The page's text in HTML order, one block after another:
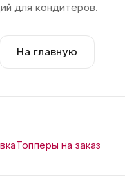
для кондитеров.
На главную
Топперы на заказ